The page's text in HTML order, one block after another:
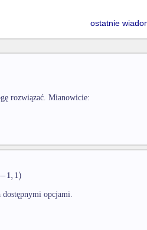
ostatnie
rozwiązać. Mianowicie:
−1,1)
opcjami.